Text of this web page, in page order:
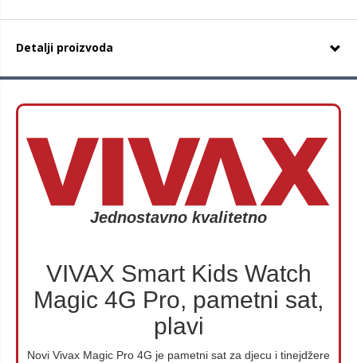
Detalji proizvoda
Jednostavno kvalitetno
VIVAX Smart Kids Watch
Magic 4G Pro, pametni sat,
plavi
Novi Vivax Magic Pro 4G je pametni sat za djecu i tinejdžere